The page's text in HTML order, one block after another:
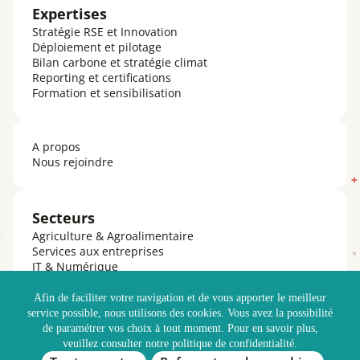
Expertises
Stratégie RSE et Innovation
Déploiement et pilotage
Bilan carbone et stratégie climat
Reporting et certifications
Formation et sensibilisation
A propos
Nous rejoindre
Secteurs
Agriculture & Agroalimentaire
Services aux entreprises
IT & Numérique
Luxe & Cosmétique
Biens de Consommation & Retail
Santé & Services à la personne
Tourisme & Loisirs
Afin de faciliter votre navigation et de vous apporter le meilleur
service possible, nous utilisons des cookies. Vous avez la possibilité
de paramétrer vos choix à tout moment. Pour en savoir plus,
veuillez consulter notre politique de confidentialité.